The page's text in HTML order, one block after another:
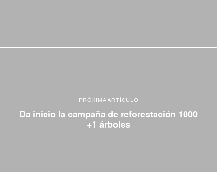
PRÓXIMA ARTÍCULO
Da inicio la campaña de reforestación 1000
+1 árboles